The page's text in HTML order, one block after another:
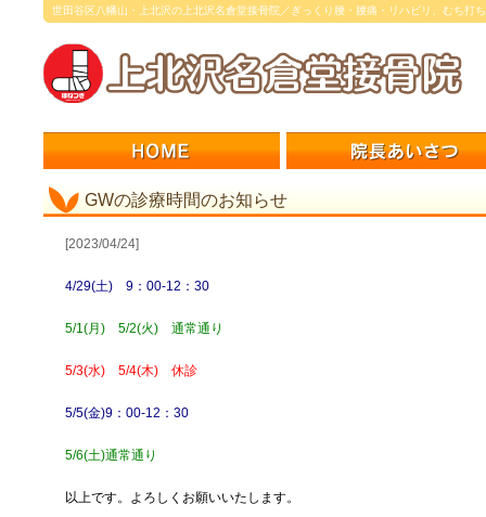
世田谷区八幡山・上北沢の上北沢名倉堂接骨院／ぎっくり腰・腰痛・リハビリ、むち打
GWの診療時間のお知らせ
[2023/04/24]
4/29(土) 9：00-12：30
5/1(月) 5/2(火) 通常通り
5/3(水) 5/4(木) 休診
5/5(金)9：00-12：30
5/6(土)通常通り
以上です。よろしくお願いいたします。